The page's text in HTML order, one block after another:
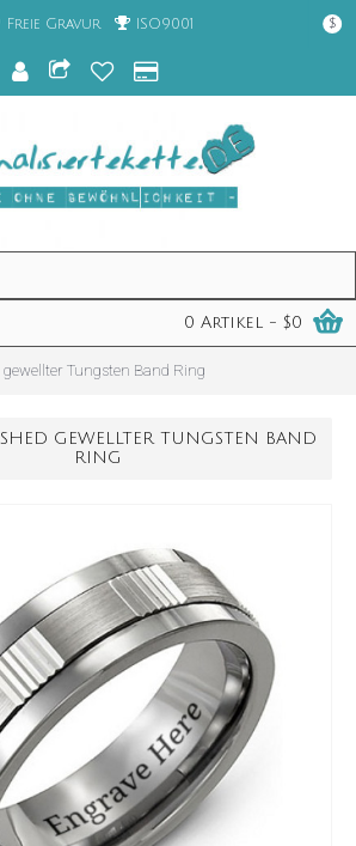
Freie Gravur ISO9001 $
0 Artikel - $0
Tungsten Band Ring
GEWELLTER TUNGSTEN BAND
RING